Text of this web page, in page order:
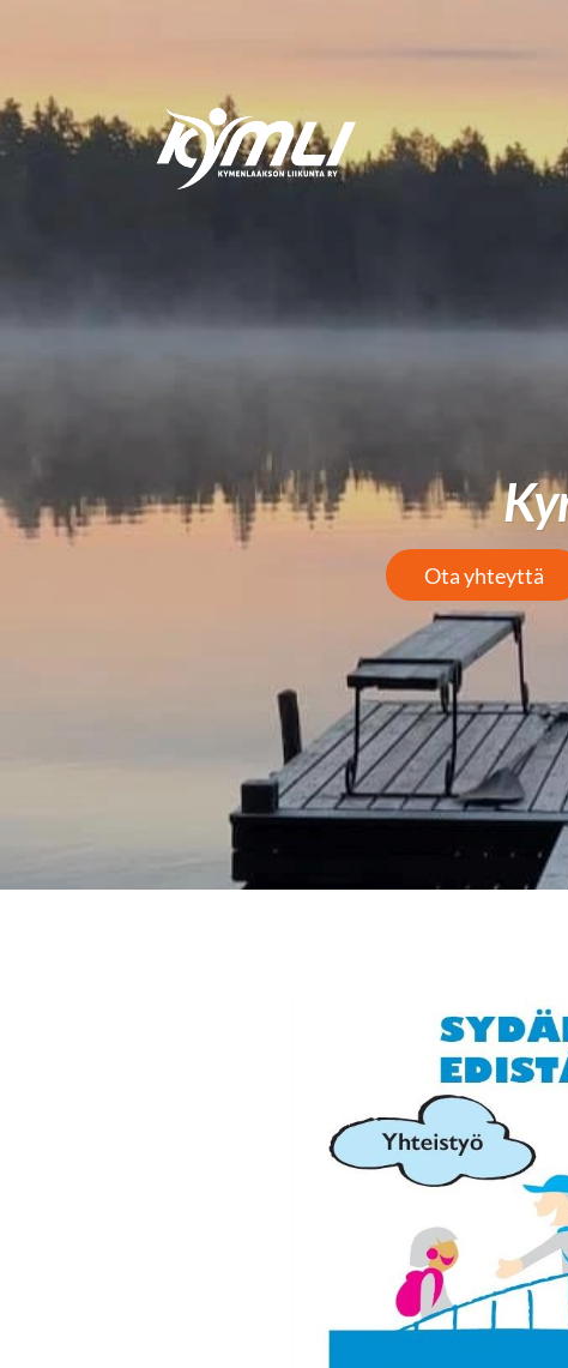
sisältöön
Kymlin uusi logo
Ota yhteyttä